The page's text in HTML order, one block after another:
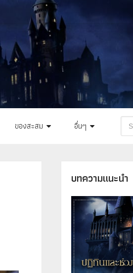
ของสะสม อื่นๆ
บทความแนะนำ